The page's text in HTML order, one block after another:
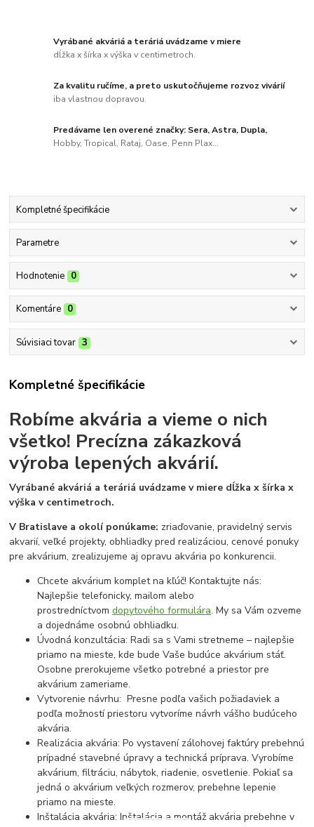
Vyrábané akváriá a teráriá uvádzame v miere
dĺžka x šírka x výška v centimetroch.
Za kvalitu ručíme, a preto uskutočňujeme rozvoz vivárií
iba vlastnou dopravou.
Predávame len overené značky: Sera, Astra, Dupla,
Hobby, Tropical, Rataj, Oase, Penn Plax...
Kompletné špecifikácie
Parametre
Hodnotenie 0
Komentáre 0
Súvisiaci tovar 3
Kompletné špecifikácie
Robíme akvária a vieme o nich
všetko! Precízna zákazková
výroba lepených akvárií.
Vyrábané akváriá a teráriá uvádzame v miere dĺžka x šírka x
výška v centimetroch.
V Bratislave a okolí ponúkame: zriaďovanie, pravidelný servis
akvarií, veľké projekty, obhliadky pred realizáciou, cenové ponuky
pre akvárium, zrealizujeme aj opravu akvária po konkurencii.
Chcete akvárium komplet na kľúč! Kontaktujte nás:
Najlepšie telefonicky, mailom alebo
prostredníctvomdopytového formulára. My sa Vám ozveme
a dojednáme osobnú obhliadku.
Úvodná konzultácia: Radi sa s Vami stretneme – najlepšie
priamo na mieste, kde bude Vaše budúce akvárium stáť.
Osobne prerokujeme všetko potrebné a priestor pre
akvárium zameriame.
Vytvorenie návrhu: Presne podľa vašich požiadaviek a
podľa možností priestoru vytvoríme návrh vášho budúceho
akvária.
Realizácia akvária: Po vystavení zálohovej faktúry prebehnú
prípadné stavebné úpravy a technická príprava. Vyrobíme
akvárium, filtráciu, nábytok, riadenie, osvetlenie. Pokiaľ sa
jedná o akvárium veľkých rozmerov, prebehne lepenie
priamo na mieste.
Inštalácia akvária: Inštalácia a montáž akvária prebehne v